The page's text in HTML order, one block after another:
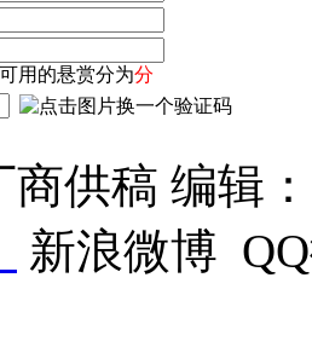
用的悬赏分为分
商供稿 编辑
新浪微博